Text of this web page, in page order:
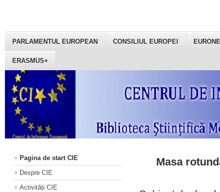
PARLAMENTUL EUROPEAN CONSILIUL EUROPEI
ERASMUS+
Pagina de start CIE
Despre CIE
Activități CIE
Masa